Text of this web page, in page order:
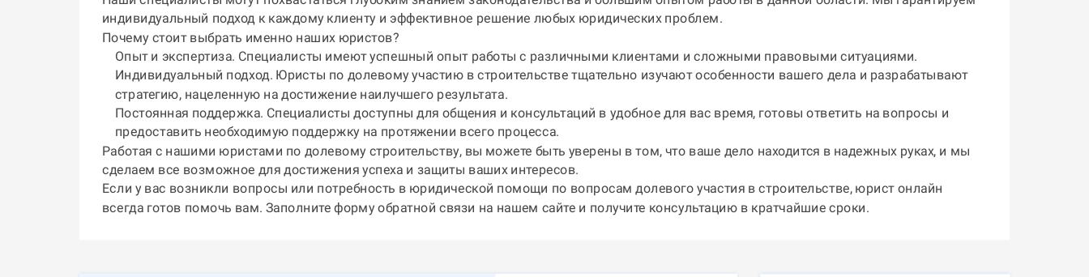
индивидуальный подход к каждому клиенту и эффективное решение любых юридических проблем.
Почему стоит выбрать именно наших юристов?
Опыт и экспертиза. Специалисты имеют успешный опыт работы с различными клиентами и сложными правовыми ситуациями.
Индивидуальный подход. Юристы по долевому участию в строительстве тщательно изучают особенности вашего дела и разрабатывают
стратегию, нацеленную на достижение наилучшего результата.
Постоянная поддержка. Специалисты доступны для общения и консультаций в удобное для вас время, готовы ответить на вопросы и
предоставить необходимую поддержку на протяжении всего процесса.
Работая с нашими юристами по долевому строительству, вы можете быть уверены в том, что ваше дело находится в надежных руках, и мы
сделаем все возможное для достижения успеха и защиты ваших интересов.
Если у вас возникли вопросы или потребность в юридической помощи по вопросам долевого участия в строительстве, юрист онлайн
всегда готов помочь вам. Заполните форму обратной связи на нашем сайте и получите консультацию в кратчайшие сроки.